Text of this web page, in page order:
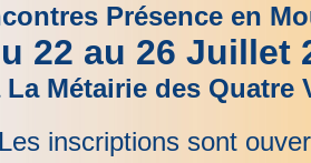
Présence en
22 au 26 Juillet
La Métairie des Quatre
Les inscriptions sont